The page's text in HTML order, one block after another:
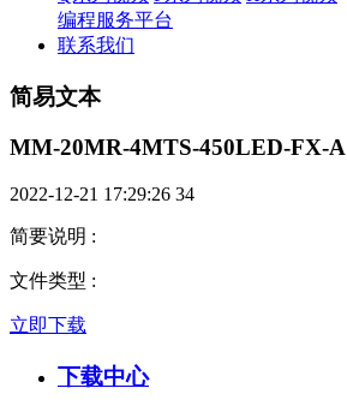
编程服务平台
联系我们
简易文本
MM-20MR-4MTS-450LED-FX-A
2022-12-21 17:29:26 34
简要说明 :
文件类型 :
立即下载
下载中心